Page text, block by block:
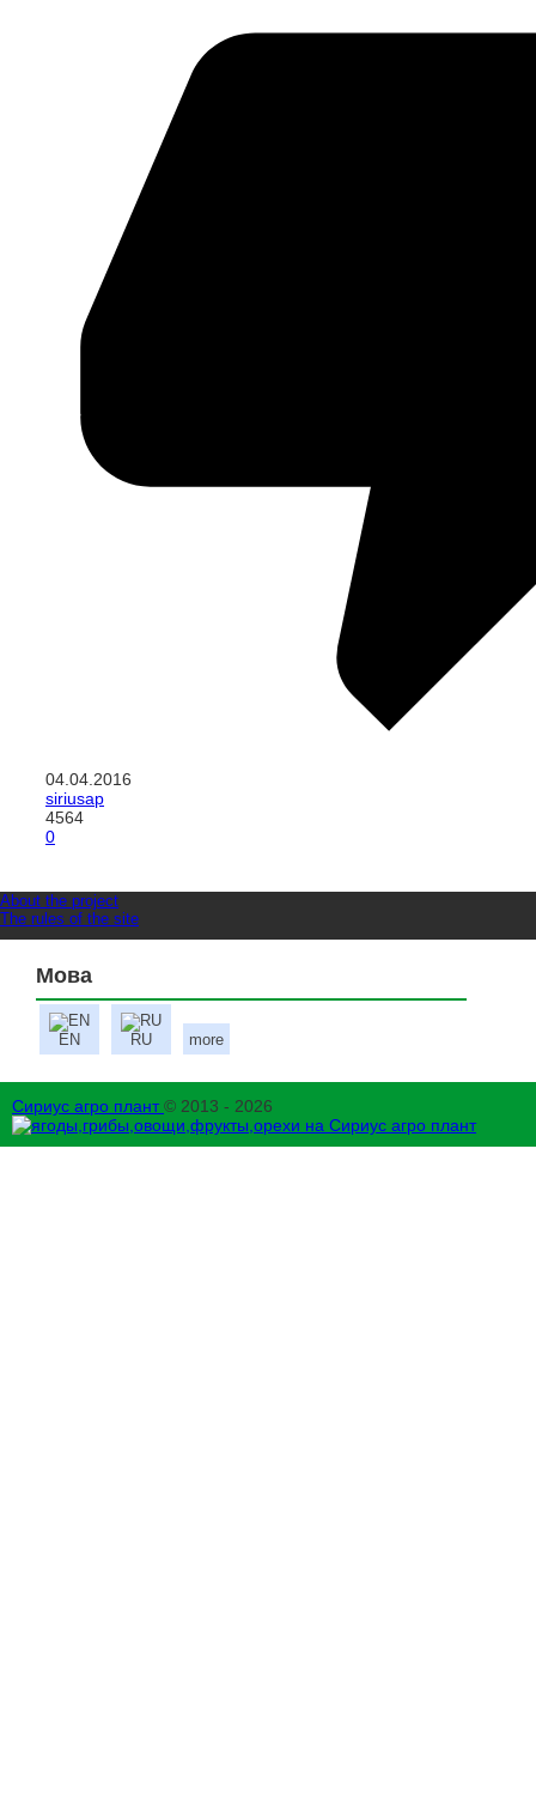
04.04.2016
siriusap
4564
0
About the project
The rules of the site
Мова
EN RU more
Сириус агро плант© 2013 - 2026